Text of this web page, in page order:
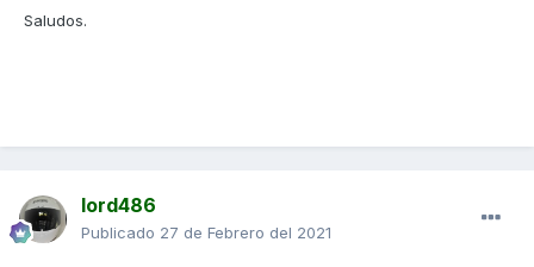
Saludos.
lord486
Publicado 27 de Febrero del 2021